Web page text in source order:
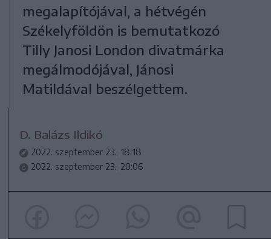
megalapítójával, a hétvégén
Székelyföldön is bemutatkozó
Tilly Janosi London divatmárka
megálmodójával, Jánosi
Matildával beszélgettem.
D. Balázs Ildikó
2022. szeptember 23., 18:18
2022. szeptember 23., 20:06